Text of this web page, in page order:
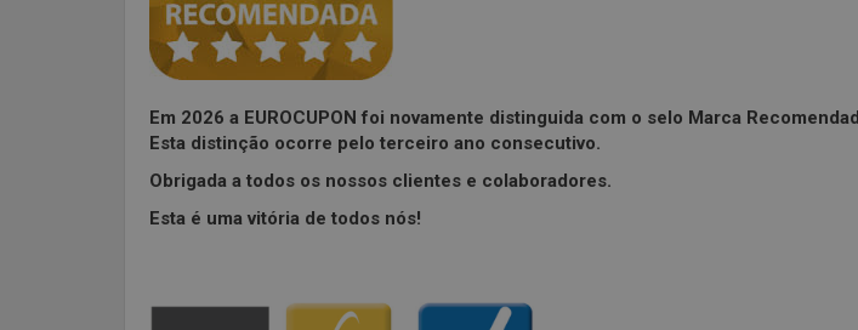
Em 2026 a EUROCUPON foi novamente distinguida com o selo Marca
Esta distinção ocorre pelo terceiro ano consecutivo.
Obrigada a todos os nossos clientes e colaboradores.
Esta é uma vitória de todos nós!